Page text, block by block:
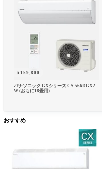
¥ 159,800
パナソニック GXシリーズ CS-566DGX2-
W (おもに18畳用)
おすすめ